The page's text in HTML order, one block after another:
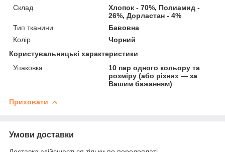
Склад
Хлопок - 70%, Полиамид -
26%, Дорластан - 4%
Тип тканини
Бавовна
Колір
Чорний
Користувальницькі характеристики
Упаковка
10 пар одного кольору та
розміру (або різних — за
Вашим бажанням)
Приховати
Умови доставки